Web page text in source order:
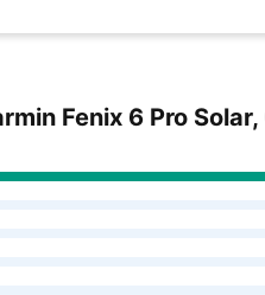
Fenix 6 Pro